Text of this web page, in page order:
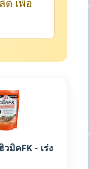
เพื่อ
มิคFK - เร่ง